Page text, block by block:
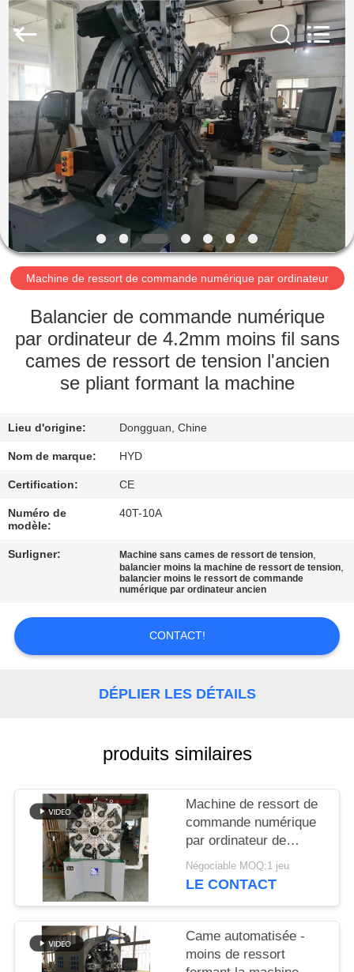
MAISON
PRODUITS
AU
SUJET
DE
NOUS
VISITE
D'USINE
CONTRÔLE
QUALITÉ
CONTACTEZ-
NOUS
NOUVELLES
DEMANDEZ
CITATION
PRIVACY
POLICY
2026
Dongguan
Hua
Machinery
Rights
Reserved.
Machine de ressort de commande numérique par ordinateur
Balancier de commande numérique
par ordinateur de 4.2mm moins fil sans
cames de ressort de tension l'ancien
se pliant formant la machine
Lieu d'origine: Dongguan, Chine
Nom de marque: HYD
Certification: CE
Numéro de
modèle:
40T-10A
Surligner: Machine sans cames de ressort de tension,
balancier moins la machine de ressort de tension,
balancier moins le ressort de commande
numérique par ordinateur ancien
CONTACT!
DÉPLIER LES DÉTAILS
produits similaires
Machine de ressort de
commande numérique
par ordinateur de
Controlller de 3 axes
guide la machine de
Négociable MOQ:1 jeu
LE CONTACT
Came automatisée -
moins de ressort